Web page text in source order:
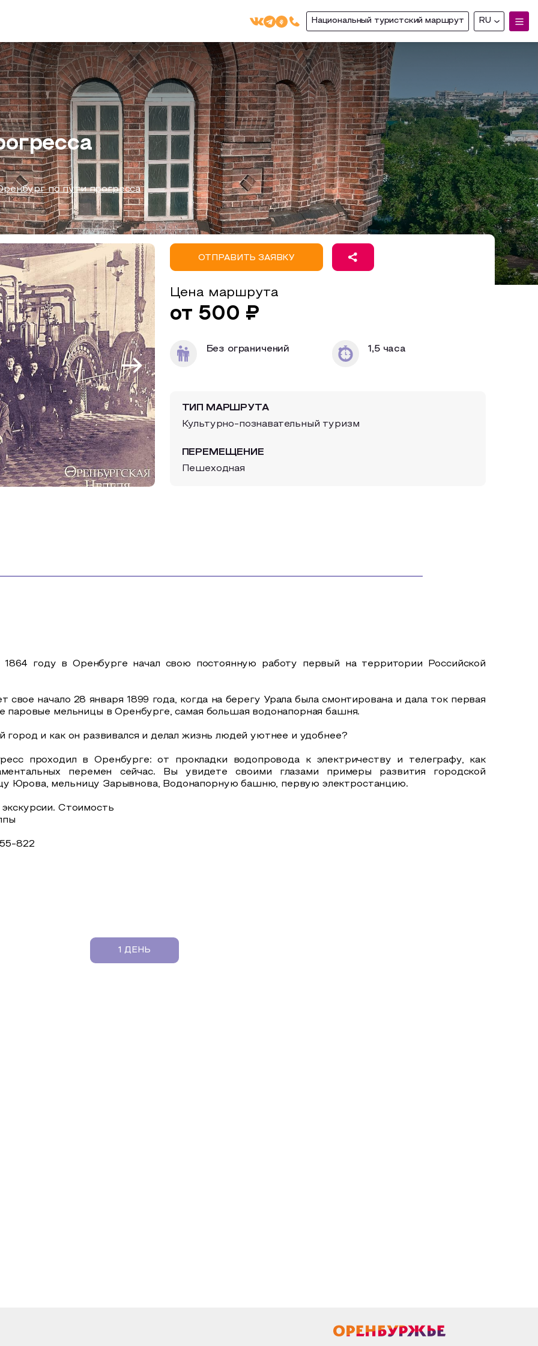
Национальный туристский маршрут RU
по пути прогресса
ОТПРАВИТЬ ЗАЯВКУ
Цена маршрута
от 500 ₽
Без ограничений 1,5 часа
ТИП МАРШРУТА
Культурно-познавательный туризм
ПЕРЕМЕЩЕНИЕ
Пешеходная
1864 году в Оренбурге начал свою постоянную работу первый на территории Российской
свое начало 28 января 1899 года, когда на берегу Урала была смонтирована и дала ток первая
паровые мельницы в Оренбурге, самая большая водонапорная башня.
и как он развивался и делал жизнь людей уютнее и удобнее?
проходил в Оренбурге: от прокладки водопровода к электричеству и телеграфу, как
перемен сейчас. Вы увидете своими глазами примеры развития городской
Юрова, мельницу Зарывнова, Водонапорную башню, первую электростанцию.
Стоимость
822
1 ДЕНЬ